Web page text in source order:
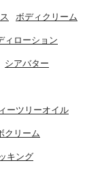
ボディクリーム
ィローション
シアバター
ーツリーオイル
クリーム
キング